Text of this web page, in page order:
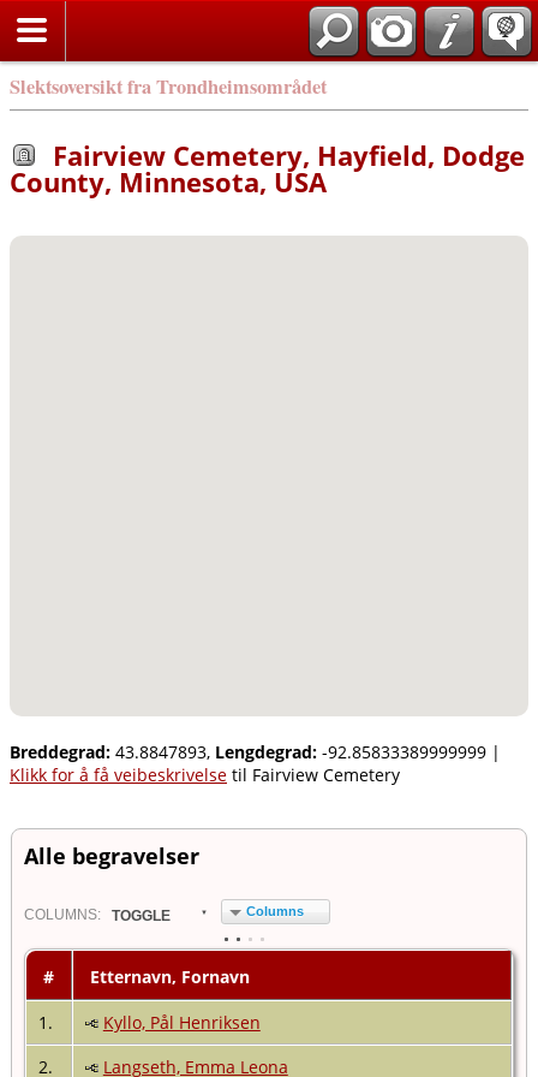
Slektsoversikt fra Trondheimsområdet
Fairview Cemetery, Hayfield, Dodge
County, Minnesota, USA
Breddegrad: 43.8847893, Lengdegrad: -92.85833389999999 |
Klikk for å få veibeskrivelse til Fairview Cemetery
Alle begravelser
COLUMN S: TOGGLE Columns
#
Etternavn, Fornavn
1.
Kyllo, Pål Henriksen
2.
Langseth, Emma Leona